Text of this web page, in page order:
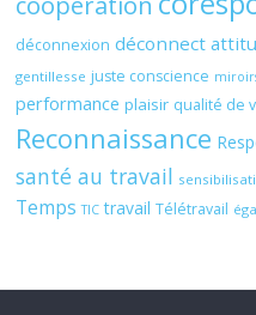
déconnexion déconnect
gentillesse juste conscience
performance plaisir qualité de
Reconnaissance
santé au travail
Temps TIC travail Télétravail